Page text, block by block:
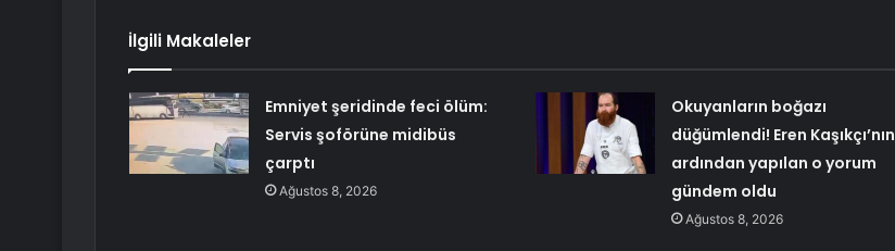
İlgili Makaleler
Emniyet şeridinde feci ölüm:
Servis şoförüne midibüs
çarptı
Ağustos 8, 2026
Okuyanların boğazı
düğümlendi! Eren Kaşıkçı’nın
ardından yapılan o yorum
gündem oldu
Ağustos 8, 2026